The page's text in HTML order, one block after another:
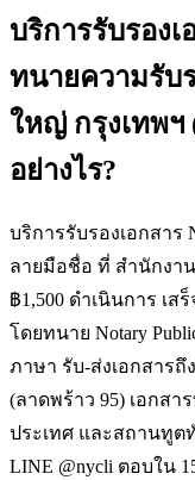
บริการรับรอง
ทนายความรับ
ใหญ่ กรุงเทพฯ
อย่างไร?
บริการรับรองเอกสาร
ลายมือชื่อ ที่ สำนักงา
฿1,500 ดำเนินการ เส
โดยทนาย Notary
ภาษา รับ-ส่งเอกสาร
(ลาดพร้าว 95) เอกส
ประเทศ และสถานทูต
LINE @nycli ตอบใน